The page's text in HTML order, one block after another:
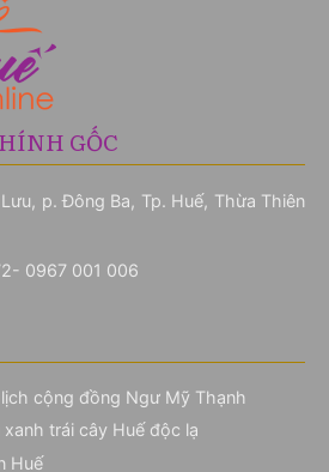
GỐC
p. Đông Ba, Tp. Huế, Thừa Thiên
0967 001 006
cộng đồng Ngư Mỹ Thạnh
trái cây Huế độc lạ
Huế